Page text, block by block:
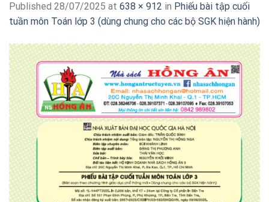
Published 28/07/2025 at 638 × 912 in Phiếu bài tập cuối
tuần môn Toán lớp 3 (dùng chung cho các bộ SGK hiện hành)